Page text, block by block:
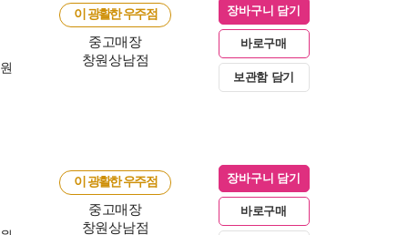
이 광활한 우주점
중고매장
창원상남점
장바구니 담기
바로구매
보관함 담기
이 광활한 우주점
중고매장
창원상남점
장바구니 담기
바로구매